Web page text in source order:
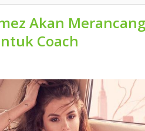
Akan
Coach